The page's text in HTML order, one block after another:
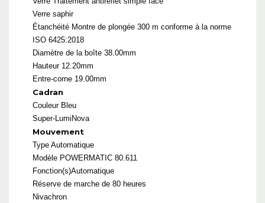
Verre saphir
Étanchéité Montre de plongée 300 m conforme à la norme
ISO 6425:2018
Diamètre de la boîte 38.00mm
Hauteur 12.20mm
Entre-corne 19.00mm
Cadran
Couleur Bleu
Super-LumiNova
Mouvement
Type Automatique
Modèle POWERMATIC 80.611
Fonction(s)Automatique
Réserve de marche de 80 heures
Nivachron